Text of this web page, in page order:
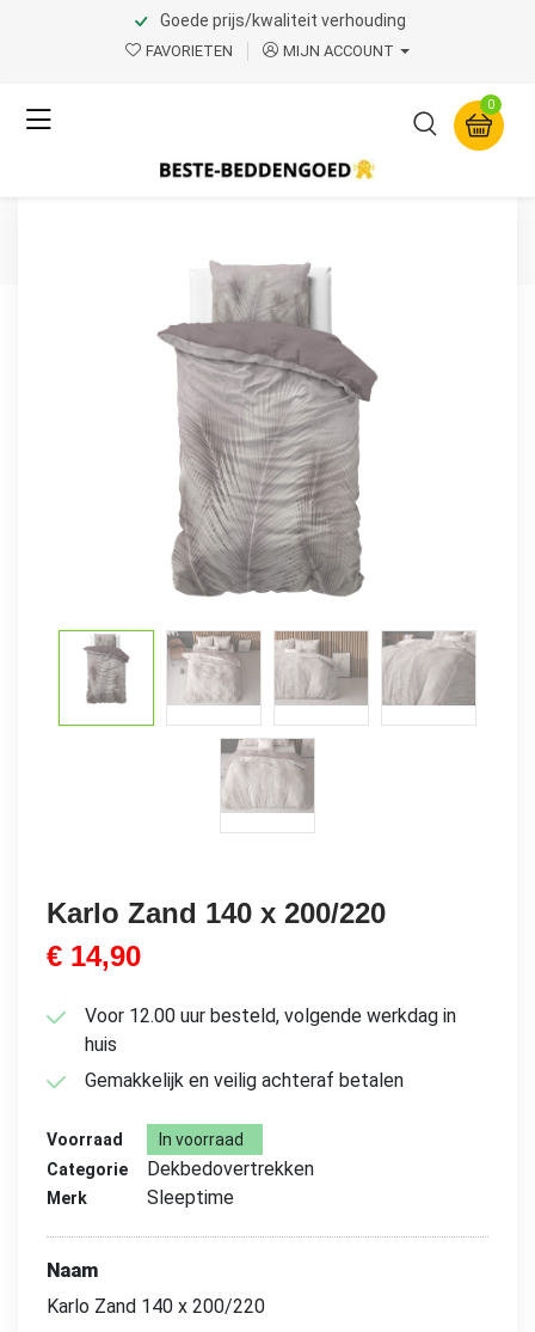
Goede prijs/kwaliteit verhouding
FAVORIETEN MIJN ACCOUNT
0
Home Product Page v.1
Karlo Zand 140 x 200/220
Karlo Zand 140 x 200/220
€ 14,90
Voor 12.00 uur besteld, volgende werkdag in
huis
Gemakkelijk en veilig achteraf betalen
Voorraad
In voorraad
Categorie
Dekbedovertrekken
Merk Sleeptime
Naam
Karlo Zand 140 x 200/220